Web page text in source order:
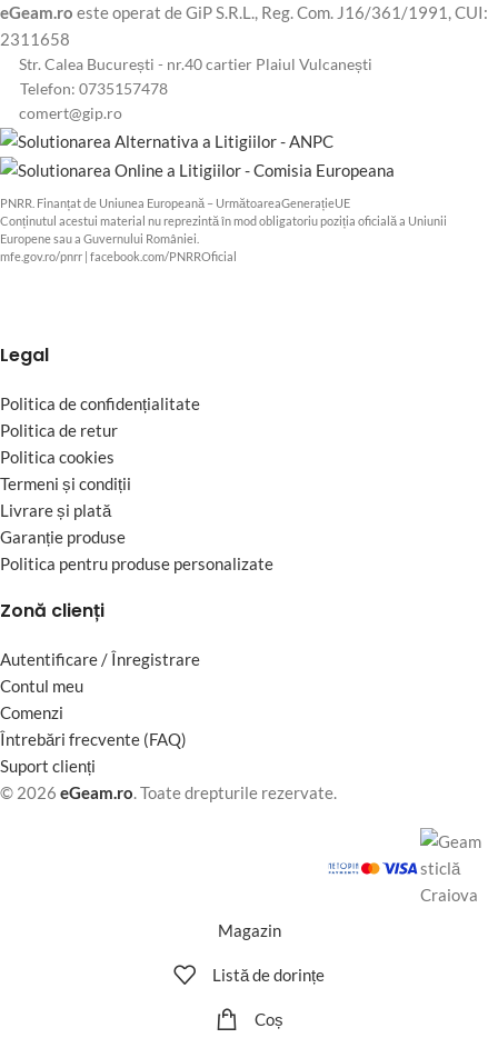
eGeam.ro este operat de GiP S.R.L., Reg. Com. J16/361/1991, CUI:
2311658
Str. Calea București - nr.40 cartier Plaiul Vulcanești
Telefon: 0735157478
comert@gip.ro
PNRR. Finanțat de Uniunea Europeană – UrmătoareaGenerațieUE
Conținutul acestui material nu reprezintă în mod obligatoriu poziția oficială a Uniunii
Europene sau a Guvernului României.
mfe.gov.ro/pnrr facebook.com/PNRROficial
Legal
Politica de confidențialitate
Politica de retur
Politica cookies
Termeni și condiții
Livrare și plată
Garanție produse
Politica pentru produse personalizate
Zonă clienți
Autentificare / Înregistrare
Contul meu
Comenzi
Întrebări frecvente (FAQ)
Suport clienți
© 2026 eGeam.ro. Toate drepturile rezervate.
Magazin
Listă de dorințe
Coș